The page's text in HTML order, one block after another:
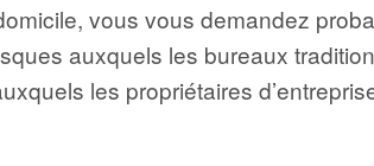
vous vous demandez
auxquels les bureaux
les propriétaires